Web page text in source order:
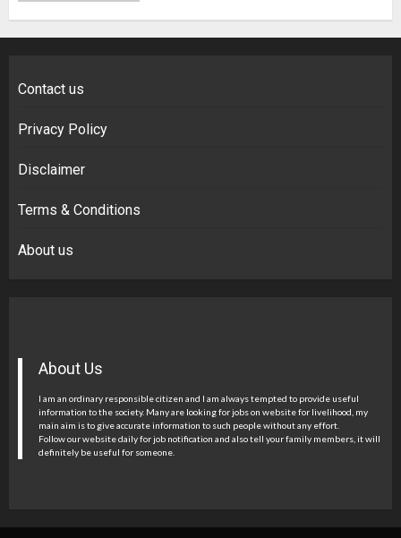
Contact us
Privacy Policy
Disclaimer
Terms & Conditions
About us
About Us
I am an ordinary responsible citizen and I am always tempted to provide useful
information to the society. Many are looking for jobs on website for livelihood, my
main aim is to give accurate information to such people without any effort.
Follow our website daily for job notification and also tell your family members, it will
definitely be useful for someone.